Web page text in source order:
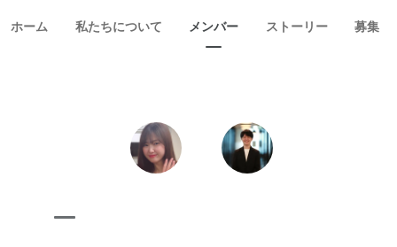
ホーム 私たちについて メンバー ストーリー 募集